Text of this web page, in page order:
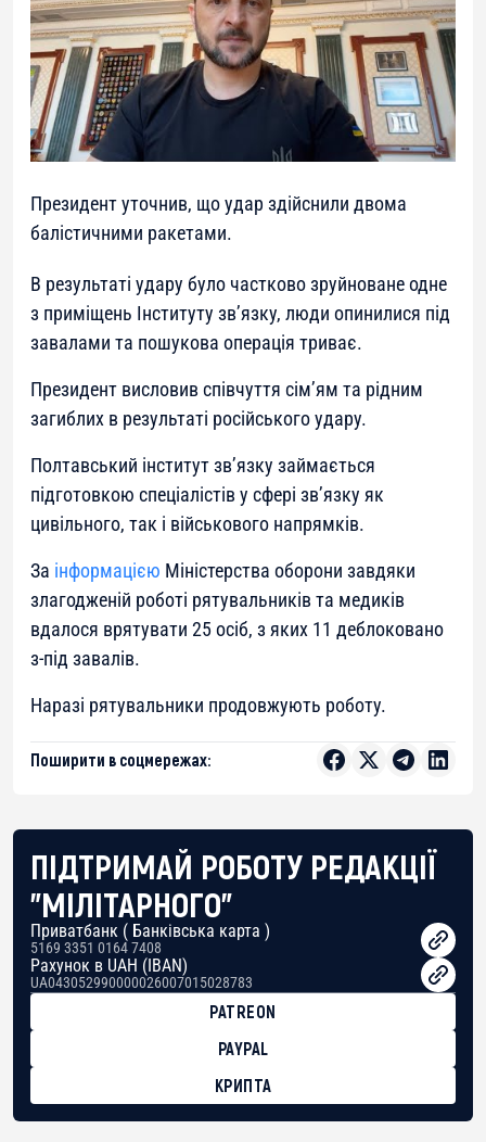
Президент уточнив, що удар здійснили двома
балістичними ракетами.
В результаті удару було частково зруйноване одне
з приміщень Інституту зв’язку, люди опинилися під
завалами та пошукова операція триває.
Президент висловив співчуття сім’ям та рідним
загиблих в результаті російського удару.
Полтавський інститут зв’язку займається
підготовкою спеціалістів у сфері зв’язку як
цивільного, так і військового напрямків.
За інформацією Міністерства оборони завдяки
злагодженій роботі рятувальників та медиків
вдалося врятувати 25 осіб, з яких 11 деблоковано
з-під завалів.
Наразі рятувальники продовжують роботу.
Поширити в соцмережах:
ПІДТРИМАЙ РОБОТУ РЕДАКЦІЇ
"МІЛІТАРНОГО"
Приватбанк ( Банківська карта )
5169 3351 0164 7408
Рахунок в UAH (IBAN)
UA043052990000026007015028783
PATREON
PAYPAL
КРИПТА